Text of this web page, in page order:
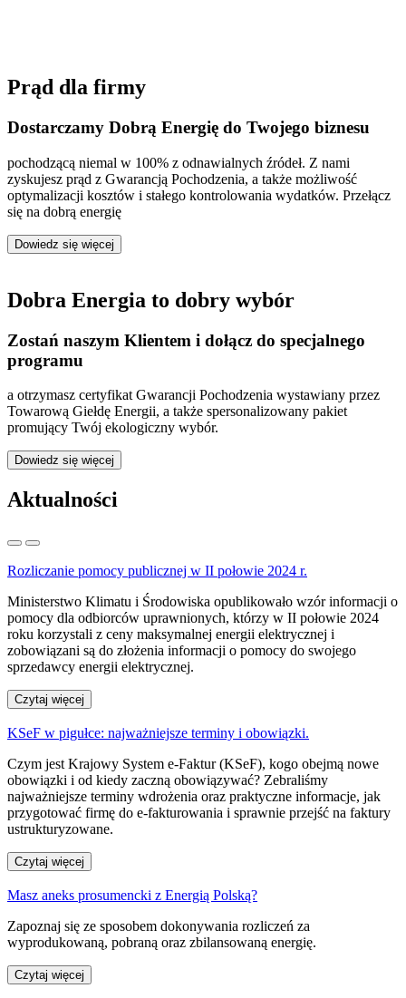
Prąd dla firmy
Dostarczamy Dobrą Energię do Twojego biznesu
pochodzącą niemal w 100% z odnawialnych źródeł. Z nami
zyskujesz prąd z Gwarancją Pochodzenia, a także możliwość
optymalizacji kosztów i stałego kontrolowania wydatków. Przełącz
się na dobrą energię
Dowiedz się więcej
Dobra Energia to dobry wybór
Zostań naszym Klientem i dołącz do specjalnego
programu
a otrzymasz certyfikat Gwarancji Pochodzenia wystawiany przez
Towarową Giełdę Energii, a także spersonalizowany pakiet
promujący Twój ekologiczny wybór.
Dowiedz się więcej
Aktualności
Rozliczanie pomocy publicznej w II połowie 2024 r.
Ministerstwo Klimatu i Środowiska opublikowało wzór informacji o
pomocy dla odbiorców uprawnionych, którzy w II połowie 2024
roku korzystali z ceny maksymalnej energii elektrycznej i
zobowiązani są do złożenia informacji o pomocy do swojego
sprzedawcy energii elektrycznej.
Czytaj więcej
KSeF w pigułce: najważniejsze terminy i obowiązki.
Czym jest Krajowy System e-Faktur (KSeF), kogo obejmą nowe
obowiązki i od kiedy zaczną obowiązywać? Zebraliśmy
najważniejsze terminy wdrożenia oraz praktyczne informacje, jak
przygotować firmę do e-fakturowania i sprawnie przejść na faktury
ustrukturyzowane.
Czytaj więcej
Masz aneks prosumencki z Energią Polską?
Zapoznaj się ze sposobem dokonywania rozliczeń za
wyprodukowaną, pobraną oraz zbilansowaną energię.
Czytaj więcej